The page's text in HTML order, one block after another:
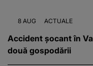
8 AUG ACTUALE
Accident șocant în
două gospodării